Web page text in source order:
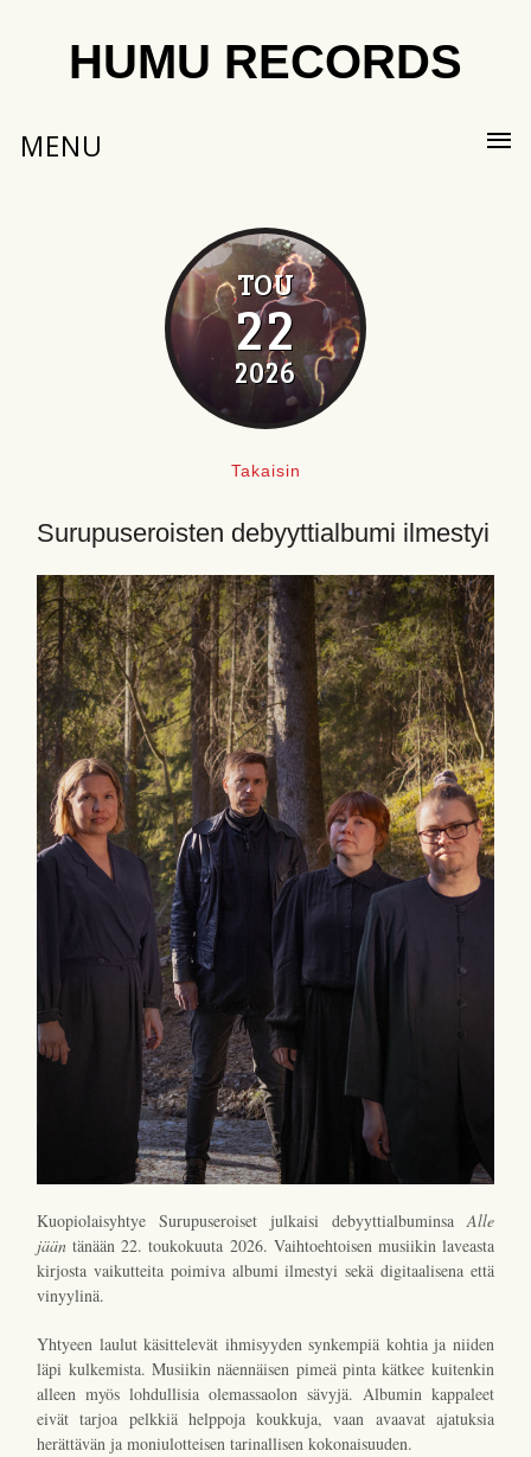
HUMU RECORDS
MENU
TOU
22
2026
Takaisin
Surupuseroisten debyyttialbumi ilmestyi
Kuopiolaisyhtye Surupuseroiset julkaisi debyyttialbuminsaAlle
jään tänään 22. toukokuuta 2026. Vaihtoehtoisen musiikin laveasta
kirjosta vaikutteita poimiva albumi ilmestyi sekä digitaalisena että
vinyylinä.
Yhtyeen laulut käsittelevät ihmisyyden synkempiä kohtia ja niiden
läpi kulkemista. Musiikin näennäisen pimeä pinta kätkee kuitenkin
alleen myös lohdullisia olemassaolon sävyjä. Albumin kappaleet
eivät tarjoa pelkkiä helppoja koukkuja, vaan avaavat ajatuksia
herättävän ja moniulotteisen tarinallisen kokonaisuuden.